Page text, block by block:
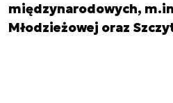
międzynarodowych,
Młodzieżowej oraz